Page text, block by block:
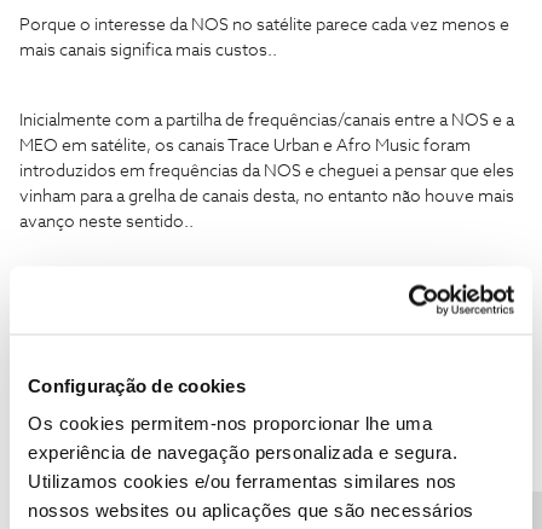
Configuração de cookies
Os cookies permitem-nos proporcionar lhe uma
experiência de navegação personalizada e segura.
Utilizamos cookies e/ou ferramentas similares nos
nossos websites ou aplicações que são necessários
Porque o interesse da NOS no satélite parece cada vez menos e
mais canais significa mais custos..
Inicialmente com a partilha de frequências/canais entre a NOS e a
MEO em satélite, os canais Trace Urban e Afro Music foram
introduzidos em frequências da NOS e cheguei a pensar que eles
vinham para a grelha de canais desta, no entanto não houve mais
avanço neste sentido..
Guimas
A NOS agradece a sua sugestão.